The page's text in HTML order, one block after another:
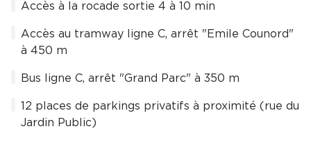
Accès à la rocade sortie 4 à 10 min
Accès au tramway ligne C, arrêt "Emile Counord"
à 450 m
Bus ligne C, arrêt "Grand Parc" à 350 m
12 places de parkings privatifs à proximité (rue du
Jardin Public)